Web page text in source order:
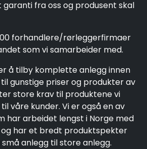
fra oss og produsent skal
forhandlere/rørleggerfirmaer
som vi samarbeider med.
å tilby komplette anlegg innen
gunstige priser og produkter av
store krav til produktene vi
våre kunder. Vi er også en av
har arbeidet lengst i Norge med
har et bredt produktspekter
anlegg til store anlegg.